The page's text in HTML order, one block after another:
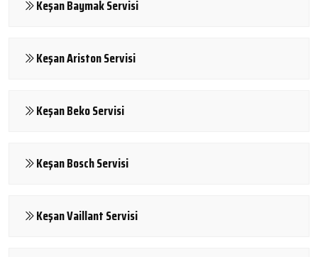
Keşan Baymak Servisi
Keşan Ariston Servisi
Keşan Beko Servisi
Keşan Bosch Servisi
Keşan Vaillant Servisi